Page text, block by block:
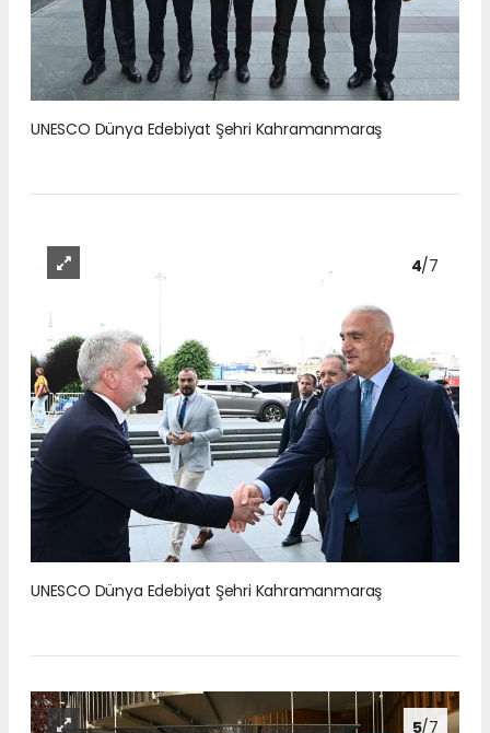
UNESCO Dünya Edebiyat Şehri Kahramanmaraş
4/7
UNESCO Dünya Edebiyat Şehri Kahramanmaraş
5/7